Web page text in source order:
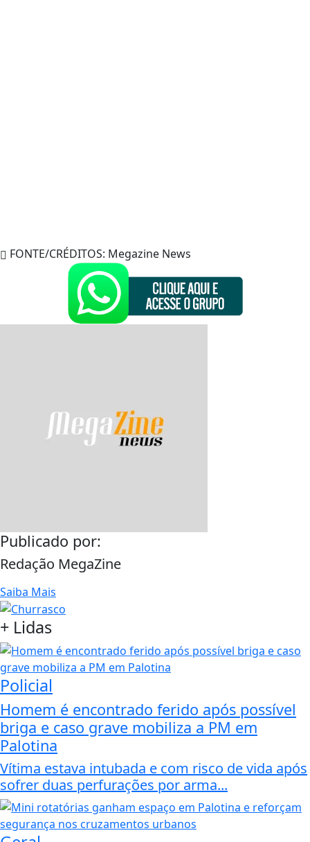
FONTE/CRÉDITOS: Megazine News
Publicado por:
Redação MegaZine
Saiba Mais
+ Lidas
Policial
Homem é encontrado ferido após possível
briga e caso grave mobiliza a PM em
Palotina
Vítima estava intubada e com risco de vida após
sofrer duas perfurações por arma...